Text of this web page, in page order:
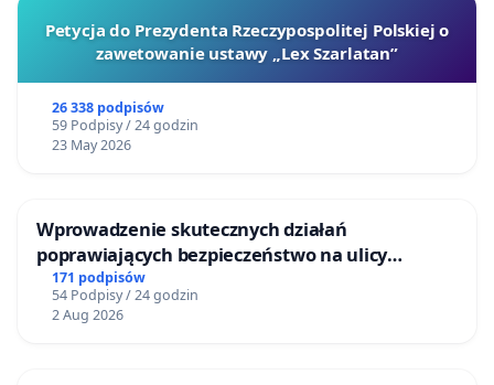
Petycja do Prezydenta Rzeczypospolitej Polskiej o
zawetowanie ustawy „Lex Szarlatan”
26 338 podpisów
59 Podpisy / 24 godzin
23 May 2026
Wprowadzenie skutecznych działań
poprawiających bezpieczeństwo na ulicy
Żeromskiego w Otwocku
171 podpisów
54 Podpisy / 24 godzin
2 Aug 2026